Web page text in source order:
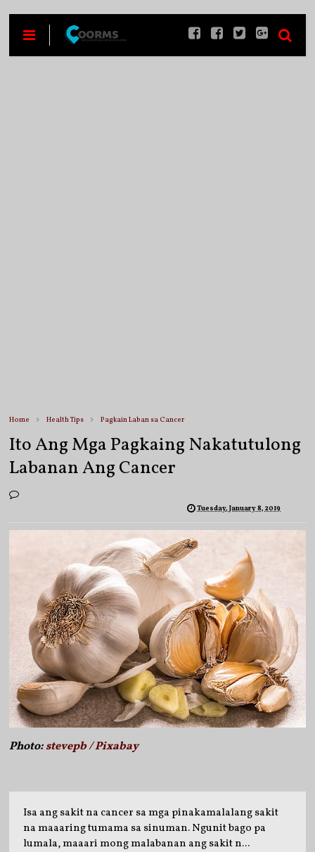
Home Health Tips Pagkain Laban sa Cancer
Ito Ang Mga Pagkaing Nakatutulong
Labanan Ang Cancer
Tuesday, January 8, 2019
Photo:stevepb / Pixabay
Isa ang sakit na cancer sa mga pinakamalalang sakit
na maaaring tumama sa sinuman. Ngunit bago pa
lumala, maaari mong malabanan ang sakit n...